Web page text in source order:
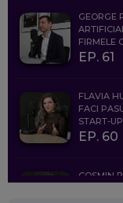
GEORGE
FIRMELE
EP. 61
FLAVIA
FACI
START-
EP. 60
COSMIN